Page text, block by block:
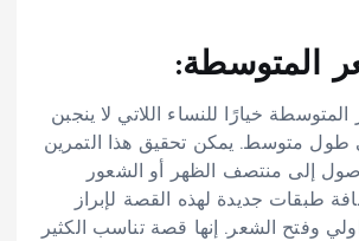
المتوسطة:
خيارًا للنساء اللاتي لا ينجبن
متوسط. يمكن تحقيق هذا التمرين
إلى منتصف الظهر أو الشعور
طبقات جديدة لهذه القصة لإبراز
وفتح الشعر. إنها قصة تناسب الكثير